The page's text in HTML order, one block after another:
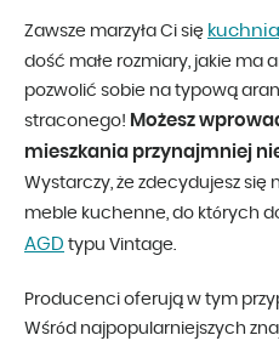
Zawsze marzyła Ci się
dość małe rozmiary, jakie ma
pozwolić sobie na typową
straconego! Możesz
mieszkania przynajmniej
Wystarczy, że zdecydujesz się
meble kuchenne, do których
AGD typu Vintage.
Producenci oferują w tym
Wśród najpopularniejszych